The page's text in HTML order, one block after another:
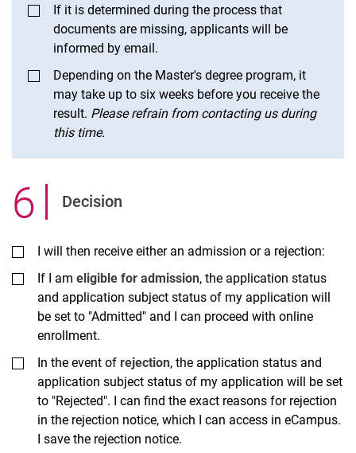
If it is determined during the process that
documents are missing, applicants will be
informed by email.
Depending on the Master's degree program, it
may take up to six weeks before you receive the
result. Please refrain from contacting us during
this time.
6. Decision
I will then receive either an admission or a rejection:
If I am eligible for admission, the application status
and application subject status of my application will
be set to "Admitted" and I can proceed with online
enrollment.
In the event of rejection, the application status and
application subject status of my application will be set
to "Rejected". I can find the exact reasons for rejection
in the rejection notice, which I can access in eCampus.
I save the rejection notice.